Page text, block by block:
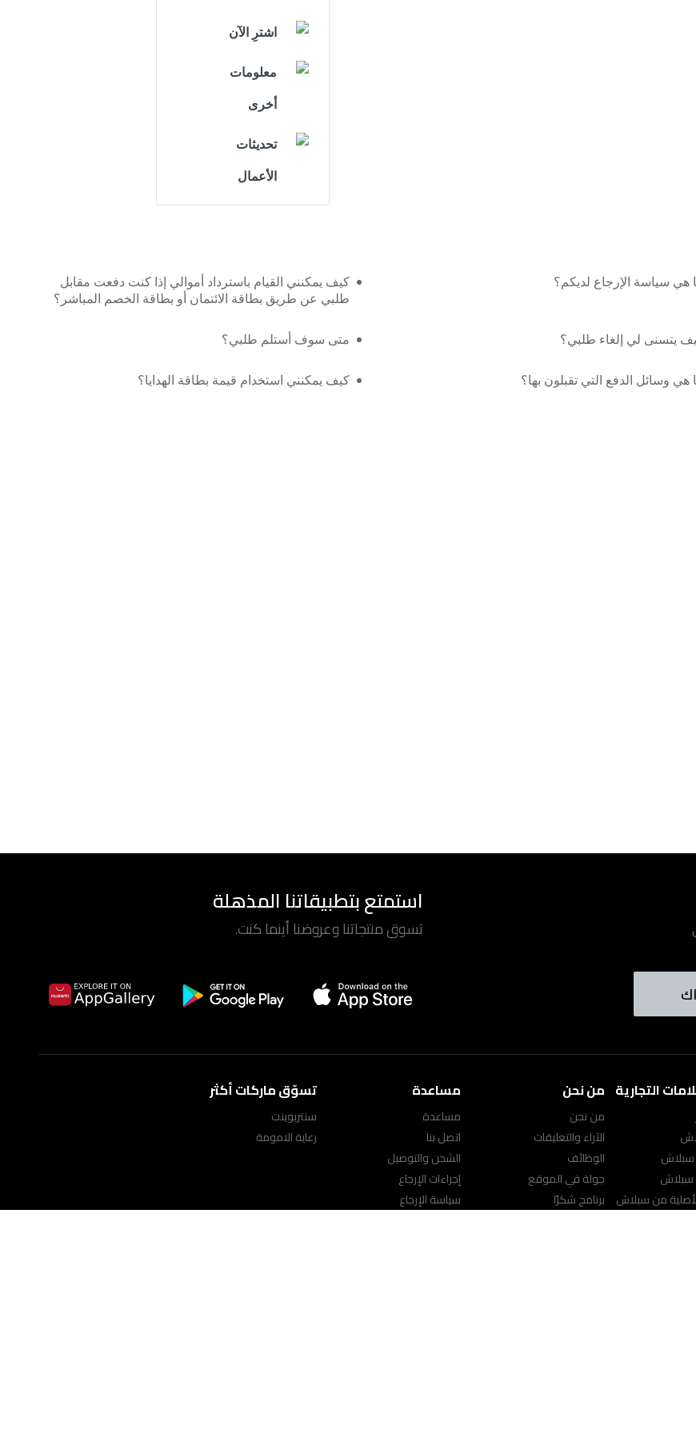
اشترِ الآن
معلومات
أخرى
تحديثات
الأعمال
هي سياسة الإرجاع لديكم؟
كيف يمكنني القيام باسترداد أموالي إذا كنت دفعت مقابل
طلبي عن طريق بطاقة الائتمان أو بطاقة الخصم المباشر؟
يتسنى لي إلغاء طلبي؟ متى سوف أستلم طلبي؟
هي وسائل الدفع التي تقبلون بها؟ كيف يمكنني استخدام قيمة بطاقة الهدايا؟
استمتع بتطبيقاتنا المذهلة
تسوق منتجاتنا وعروضنا أينما كنت.
التجارية
سبلاش
سبلاش
من سبلاش
من نحن
من نحن
الآراء والتعليقات
الوظائف
جولة في الموقع
برنامج شكرًا
مساعدة
مساعدة
اتصل بنا
الشحن والتوصيل
إجراءات الإرجاع
سياسة الإرجاع
تسوّق ماركات أكثر
سنتربوينت
رعاية الامومة